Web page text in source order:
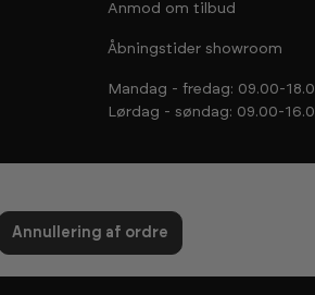
Anmod om tilbud
Åbningstider showroom
Mandag - fredag: 09.00-
Lørdag - søndag: 09.00-
Annullering af ordre